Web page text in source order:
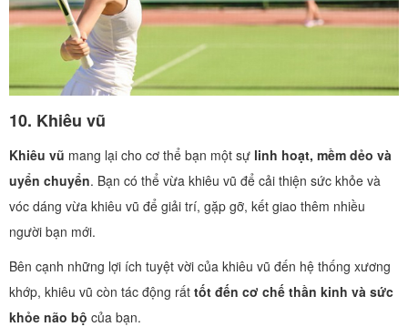
10. Khiêu vũ
Khiêu vũ mang lại cho cơ thể bạn một sự linh hoạt, mềm dẻo và
uyển chuyển. Bạn có thể vừa khiêu vũ để cải thiện sức khỏe và
vóc dáng vừa khiêu vũ để giải trí, gặp gỡ, kết giao thêm nhiều
người bạn mới.
Bên cạnh những lợi ích tuyệt vời của khiêu vũ đến hệ thống xương
khớp, khiêu vũ còn tác động rất tốt đến cơ chế thần kinh và sức
khỏe não bộ của bạn.